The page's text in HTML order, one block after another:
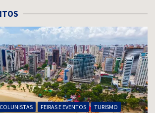
COLUNISTAS FEIRAS E EVENTOS TURISMO